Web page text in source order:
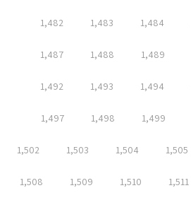
1,482 1,483 1,484
1,487 1,488 1,489
1,492 1,493 1,494
1,497 1,498 1,499
1,502 1,503 1,504 1,505
1,508 1,509 1,510 1,511